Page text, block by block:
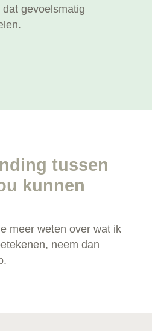
gevoelsmatig
tussen
kunnen
meer weten over wat ik
neem dan